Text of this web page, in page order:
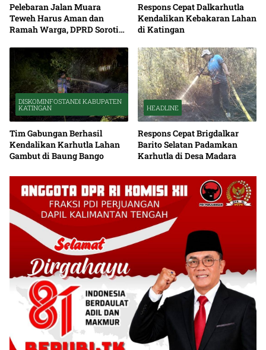
Pelebaran Jalan Muara
Teweh Harus Aman dan
Ramah Warga, DPRD Soroti
Respons Cepat Dalkarhutla
Kendalikan Kebakaran Lahan
di Katingan
DISKOMINFOSTANDI KABUPATEN
KATINGAN
Tim Gabungan Berhasil
Kendalikan Karhutla Lahan
Gambut di Baung Bango
HEADLINE
Respons Cepat Brigdalkar
Barito Selatan Padamkan
Karhutla di Desa Madara